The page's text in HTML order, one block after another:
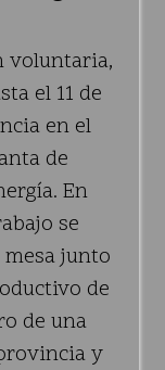
voluntaria,
el 11 de
en el
de
En
se
junto
de
de una
y